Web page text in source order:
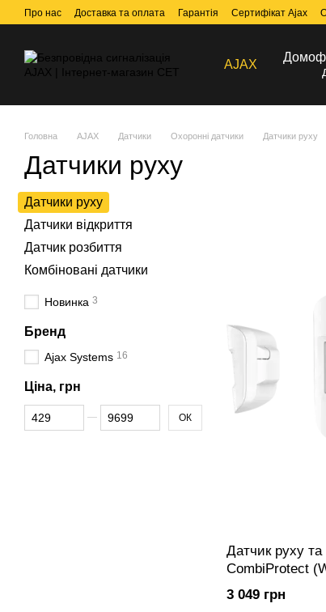
Перейти до основного контенту
Про нас Доставка та оплата Гарантія Сертифікат Ajax
AJAX
Головна AJAX Датчики Охоронні датчики Датчики руху
Датчики руху
Датчик руху
CombiProtect
3 049 грн
Датчики руху
Датчики відкриття
Датчик розбиття
Комбіновані датчики
Новинка 3
Бренд
Ajax Systems 16
Ціна, грн
Від Ціна, грн
До Ціна, грн ОК